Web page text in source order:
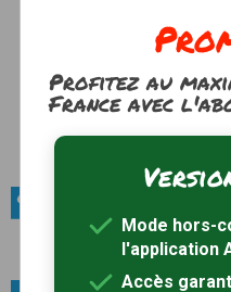
Sites
lès-Étréchy)
Voir le site
Sites
Georges)
Bois de la
Profitez au
France avec
Mode hors-
l'application
Accès